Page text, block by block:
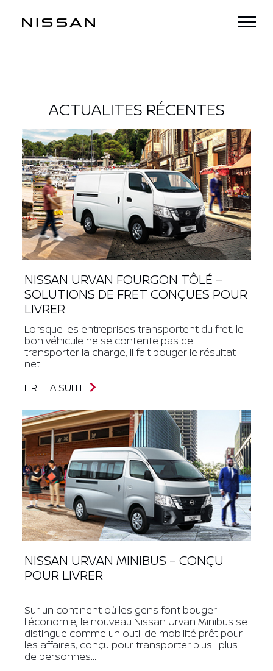
ACTUALITES RÉCENTES
NISSAN URVAN FOURGON TÔLÉ –
SOLUTIONS DE FRET CONÇUES POUR
LIVRER
Lorsque les entreprises transportent du fret, le
bon véhicule ne se contente pas de
transporter la charge, il fait bouger le résultat
net.
LIRE LA SUITE
NISSAN URVAN MINIBUS – CONÇU
POUR LIVRER
Sur un continent où les gens font bouger
l'économie, le nouveau Nissan Urvan Minibus se
distingue comme un outil de mobilité prêt pour
les affaires, conçu pour transporter plus : plus
de personnes...